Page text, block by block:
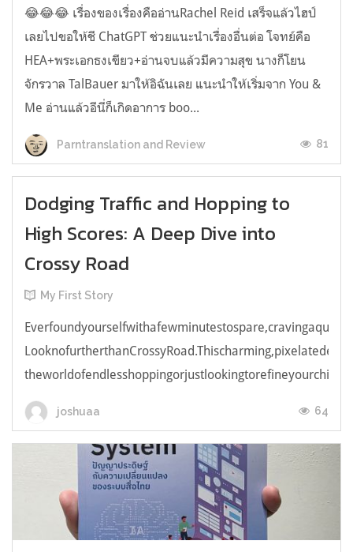
😂😂😂 เรื่องของเรื่องคืออ่านRachel Reid เสร็จแล้วไฮป์
เลยไปขอให้ชี ChatGPT ช่วยแนะนำเรื่องอื่นต่อ โจทย์คือ
HEA+พระเอกธงเขียว+อ่านจบแล้วมีความสุข นางก็โยน
จักรวาล TalBauer มาให้อิฉันเลย แนะนำให้เริ่มจาก You &
Me อ่านแล้วอีนี่ก็เกิดอาการ boo...
Parntranslation and Review 81
Dodging Traffic and Hopping to
High Scores: A Deep Dive into
Crossy Road
My First Story
joshuaa 64